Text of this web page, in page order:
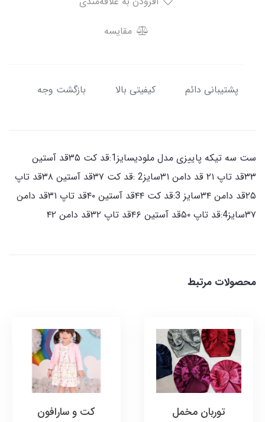
مقایسه
پشتیبانی دائم کیفیتی بالا بازگشت وجه
ست سه تیکه پاییزی مدل ملودیسایز1:قد کت ۳۵قد آستین
۳۳قد تاپ ۲۱ قد دامن ۳۱سایز2 :قد کت ۳۷قد آستین ۳۸قد تاپ
۲۵قد دامن ۳۴سایز 3:قد کت ۴۴قد آستین ۴۰قد تاپ ۳۱قد دامن
۳۷سایز4:قد تاپ ۵۰قد آستین ۴۶قد تاپ ۳۲قد دامن ۴۲
محصولات مرتبط
توربان مخمل
کت و سارافون